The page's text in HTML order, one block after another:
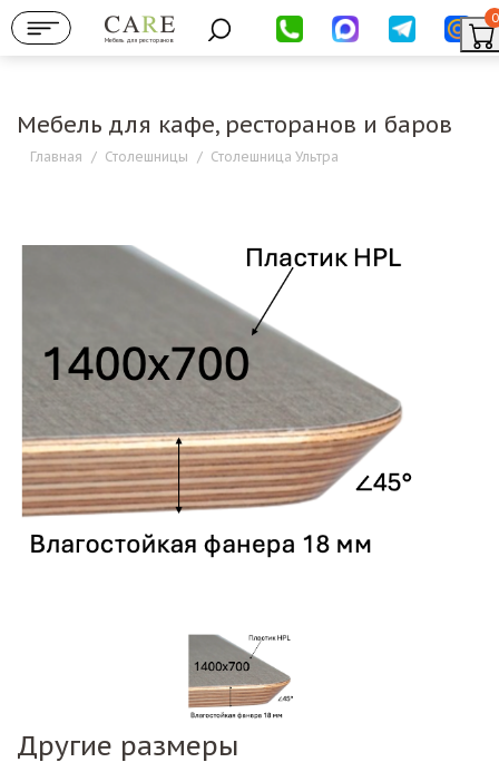
Мебель для ресторанов
0
Мебель для кафе, ресторанов и баров
Главная / Столешницы / Столешница Ультра
Другие размеры